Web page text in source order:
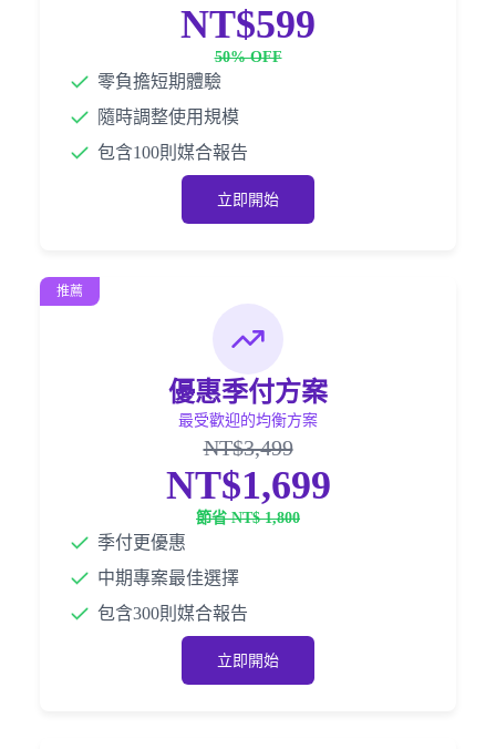
NT$599
50% OFF
零負擔短期體驗
隨時調整使用規模
包含100則媒合報告
立即開始
推薦
優惠季付方案
最受歡迎的均衡方案
NT$3,499
NT$1,699
節省 NT$ 1,800
季付更優惠
中期專案最佳選擇
包含300則媒合報告
立即開始